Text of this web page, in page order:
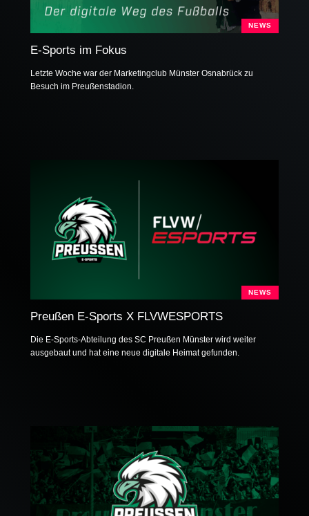
NEWS
E-Sports im Fokus
Letzte Woche war der Marketingclub Münster Osnabrück zu
Besuch im Preußenstadion.
NEWS
Preußen E-Sports X FLVWESPORTS
Die E-Sports-Abteilung des SC Preußen Münster wird weiter
ausgebaut und hat eine neue digitale Heimat gefunden.